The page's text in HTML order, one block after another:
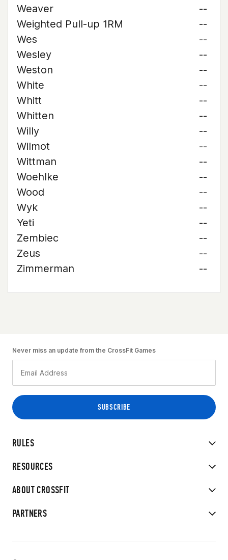
Weaver
--
Weighted Pull-up 1RM
--
Wes
--
Wesley
--
Weston
--
White
--
Whitt
--
Whitten
--
Willy
--
Wilmot
--
Wittman
--
Woehlke
--
Wood
--
Wyk
--
Yeti
--
Zembiec
--
Zeus
--
Zimmerman
--
RULES
RESOURCES
ABOUT CROSSFIT
PARTNERS
Never miss an update from the CrossFit Games